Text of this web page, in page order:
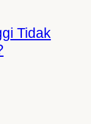
Tidak